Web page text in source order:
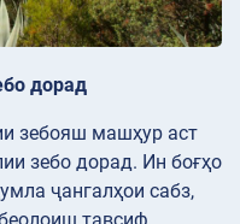
дорад
зебояш машҳур аст
зебо дорад. Ин боғҳо
ҷангалҳои сабз,